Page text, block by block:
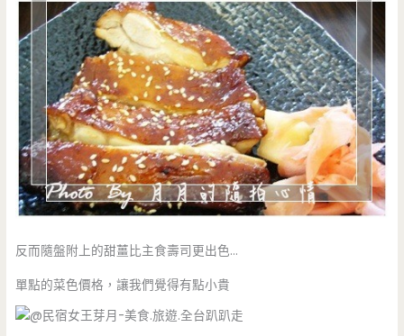
反而隨盤附上的甜薑比主食壽司更出色…
單點的菜色價格，讓我們覺得有點小貴